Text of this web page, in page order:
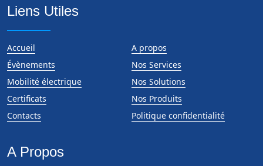
Liens Utiles
Accueil
A propos
Évènements
Nos Services
Mobilité électrique
Nos Solutions
Certificats
Nos Produits
Contacts
Politique confidentialité
A Propos